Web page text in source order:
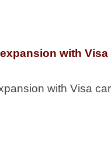
with
with Visa